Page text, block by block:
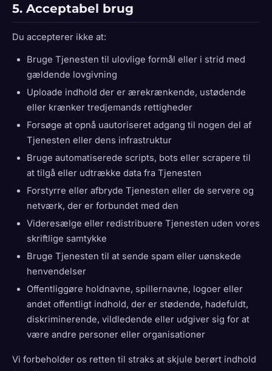
5. Acceptabel brug
Du accepterer ikke at:
Bruge Tjenesten til ulovlige formål eller i strid med
gældende lovgivning
Uploade indhold der er ærekrænkende, ustødende
eller krænker tredjemands rettigheder
Forsøge at opnå uautoriseret adgang til nogen del af
Tjenesten eller dens infrastruktur
Bruge automatiserede scripts, bots eller scrapere til
at tilgå eller udtrække data fra Tjenesten
Forstyrre eller afbryde Tjenesten eller de servere og
netværk, der er forbundet med den
Videresælge eller redistribuere Tjenesten uden vores
skriftlige samtykke
Bruge Tjenesten til at sende spam eller uønskede
henvendelser
Offentliggøre holdnavne, spillernavne, logoer eller
andet offentligt indhold, der er stødende, hadefuldt,
diskriminerende, vildledende eller udgiver sig for at
være andre personer eller organisationer
Vi forbeholder os retten til straks at skjule berørt indhold